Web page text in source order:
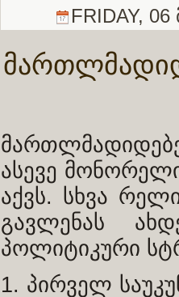
FRIDAY,
ასევე
აქვს. სხვა
გავლენას
პოლიტიკური
1. პირველ